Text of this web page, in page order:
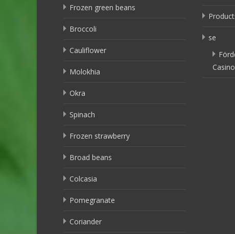
Frozen green beans
Broccoli
Cauliflower
Molokhia
Okra
Spinach
Frozen strawberry
Broad beans
Colcasia
Pomegranate
Coriander
se